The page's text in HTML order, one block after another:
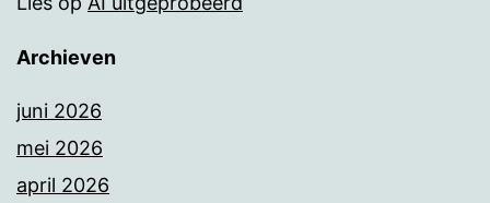
Archieven
juni 2026
mei 2026
april 2026